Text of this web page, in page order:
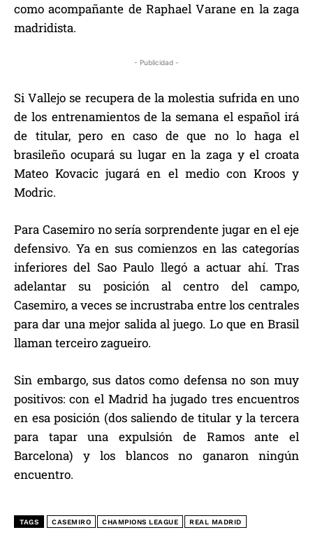
como acompañante de Raphael Varane en la zaga
madridista.
- Publicidad -
Si Vallejo se recupera de la molestia sufrida en uno
de los entrenamientos de la semana el español irá
de titular, pero en caso de que no lo haga el
brasileño ocupará su lugar en la zaga y el croata
Mateo Kovacic jugará en el medio con Kroos y
Modric.
Para Casemiro no sería sorprendente jugar en el eje
defensivo. Ya en sus comienzos en las categorías
inferiores del Sao Paulo llegó a actuar ahí. Tras
adelantar su posición al centro del campo,
Casemiro, a veces se incrustraba entre los centrales
para dar una mejor salida al juego. Lo que en Brasil
llaman terceiro zagueiro.
Sin embargo, sus datos como defensa no son muy
positivos: con el Madrid ha jugado tres encuentros
en esa posición (dos saliendo de titular y la tercera
para tapar una expulsión de Ramos ante el
Barcelona) y los blancos no ganaron ningún
encuentro.
TAGS CASEMIRO CHAMPIONS LEAGUE REAL MADRID